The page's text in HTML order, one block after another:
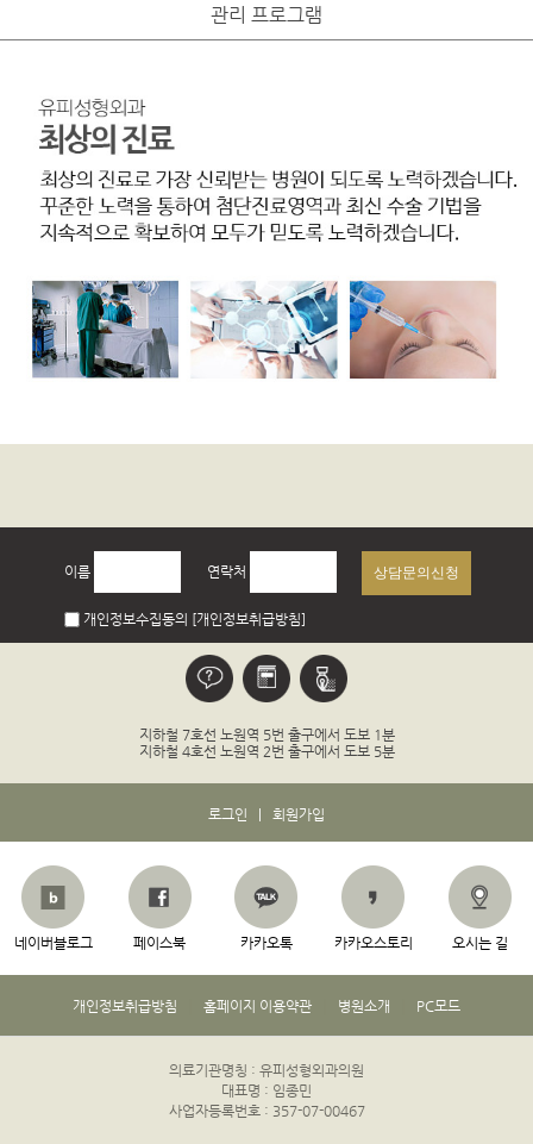
관리 프로그램
이름
개인정보수집동의 [개인정보취급방침]
연락처 상담문의신청
지하철 7호선 노원역 5번 출구에서 도보 1분
지하철 4호선 노원역 2번 출구에서 도보 5분
로그인 회원가입
네이버블로그 페이스북 카카오톡 카카오스토리 오시는 길
개인정보취급방침 홈페이지 이용약관 병원소개 PC모드
의료기관명칭 : 유피성형외과의원
|
대표명 : 임종민
|
사업자등록번호 : 357-07-00467